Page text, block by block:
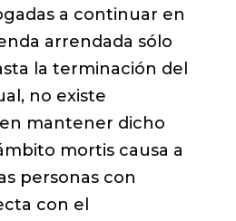
a continuar en
arrendada sólo
la terminación del
no existe
mantener dicho
mortis causa a
personas con
con el